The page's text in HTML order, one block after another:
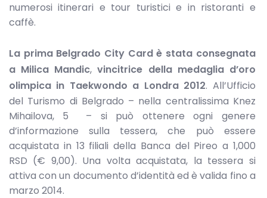
numerosi itinerari e tour turistici e in ristoranti e
caffè.
La prima Belgrado City Card è stata consegnata
a Milica Mandic,vincitrice della medaglia d’oro
olimpica in Taekwondo a Londra 2012. All’Ufficio
del Turismo di Belgrado – nella centralissima Knez
Mihailova, 5 – si può ottenere ogni genere
d’informazione sulla tessera, che può essere
acquistata in 13 filiali della Banca del Pireo a 1,000
RSD (€ 9,00). Una volta acquistata, la tessera si
attiva con un documento d’identità ed è valida fino a
marzo 2014.